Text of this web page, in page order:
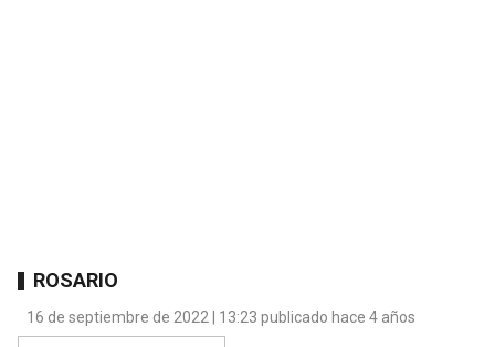
ROSARIO
16 de septiembre de 2022 | 13:23 publicado hace 4 años